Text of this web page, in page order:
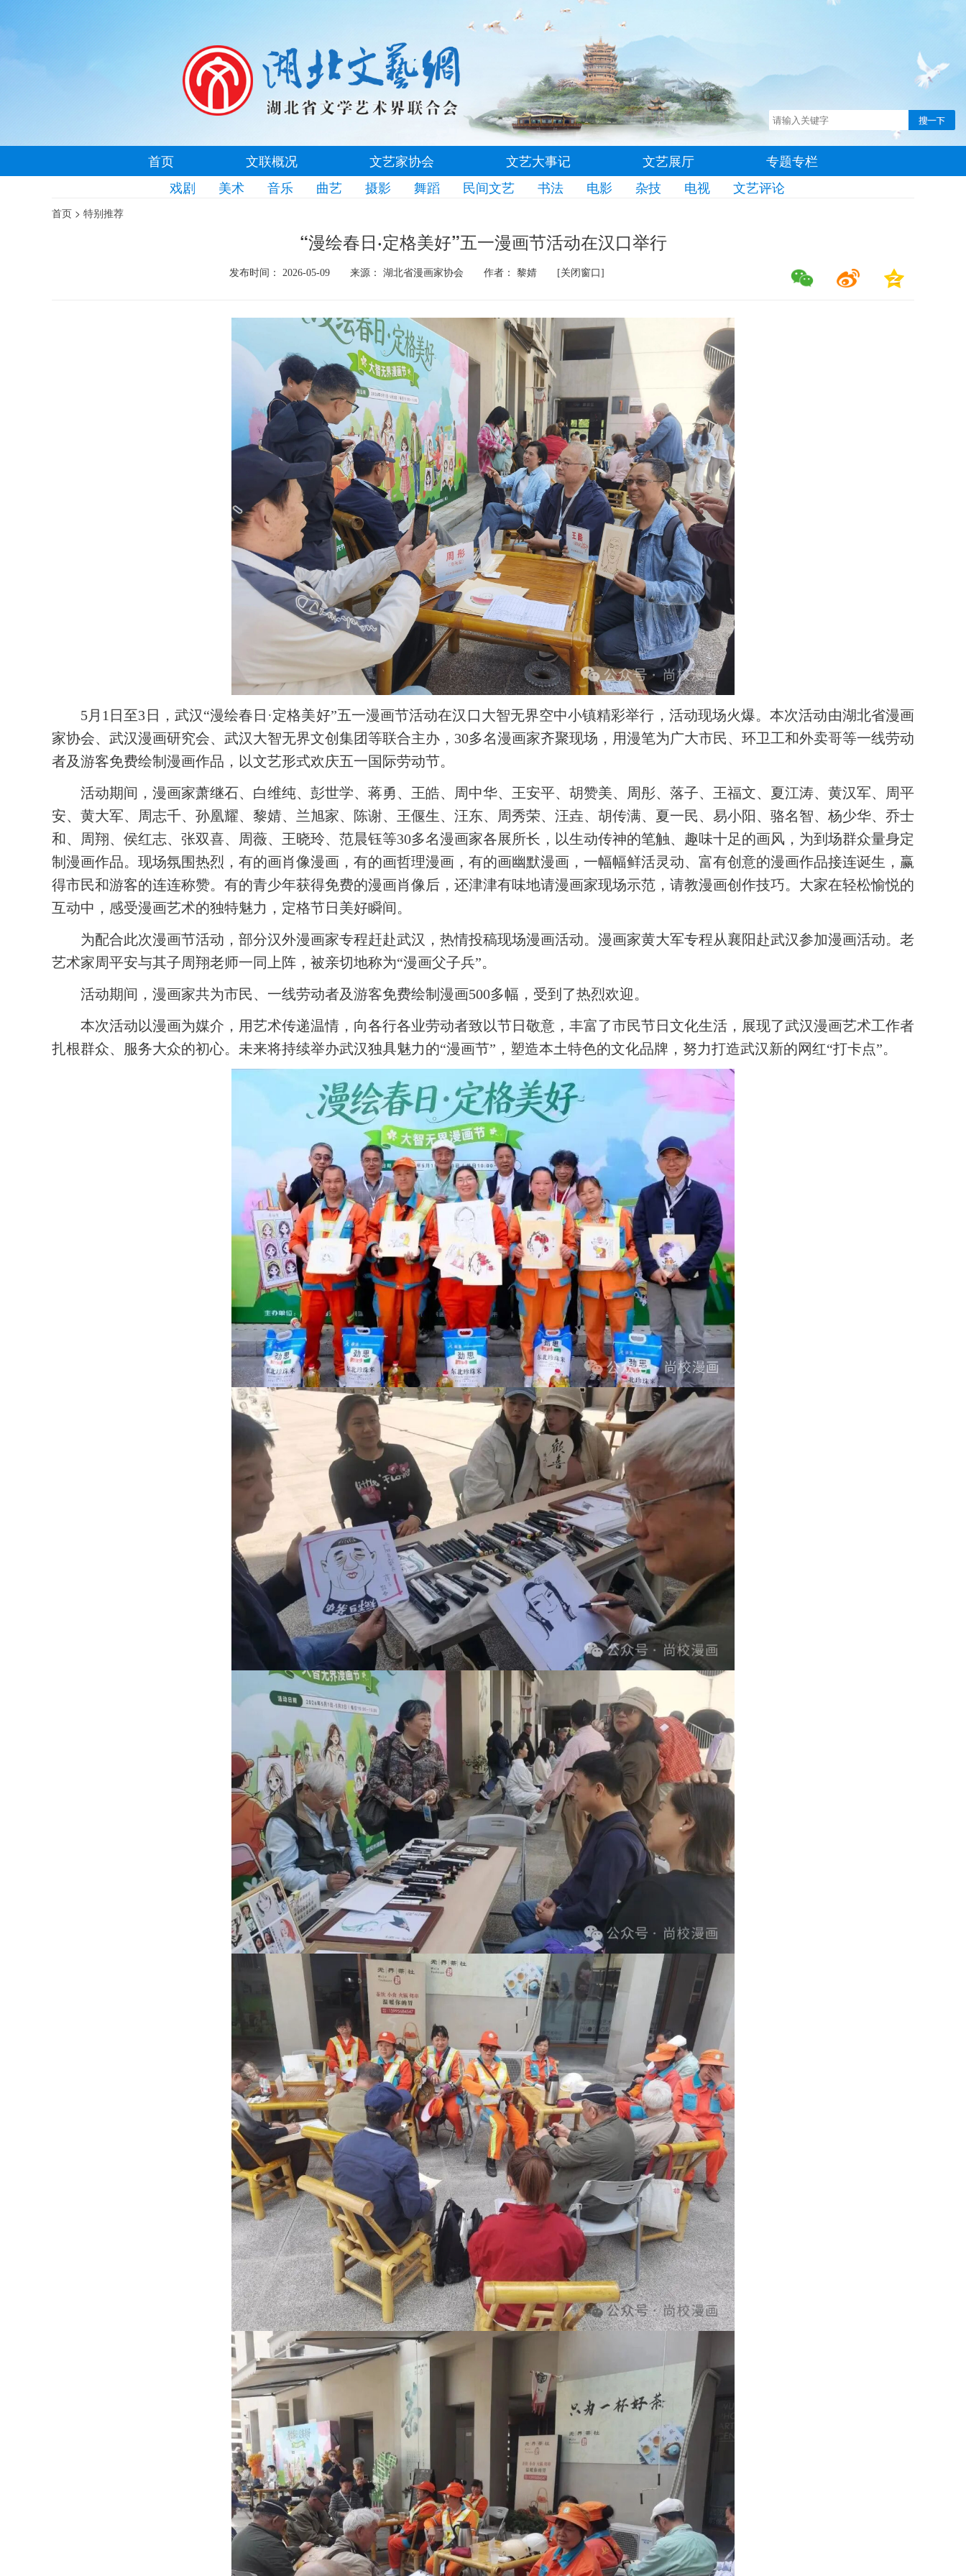
首页 文联概况 文艺家协会 文艺大事记 文艺展厅
专题专栏
戏剧
美术 音乐 曲艺 摄影 舞蹈 民间文艺 书法 电影 杂技 电视 文艺评论
首页 > 特别推荐
“漫绘春日·定格美好”五一漫画节活动在汉口举行
发布时间： 2026-05-09 来源： 湖北省漫画家协会 作者： 黎婧 [关闭窗口]
5月1日至3日，武汉“漫绘春日·定格美好”五一漫画节活动在汉口大智无界空中小镇精彩举行，活动现场火爆。本次活动由湖北省漫画
家协会、武汉漫画研究会、武汉大智无界文创集团等联合主办，30多名漫画家齐聚现场，用漫笔为广大市民、环卫工和外卖哥等一线劳动
者及游客免费绘制漫画作品，以文艺形式欢庆五一国际劳动节。
活动期间，漫画家萧继石、白维纯、彭世学、蒋勇、王皓、周中华、王安平、胡赞美、周彤、落子、王福文、夏江涛、黄汉军、周平
安、黄大军、周志千、孙凰耀、黎婧、兰旭家、陈谢、王偃生、汪东、周秀荣、汪垚、胡传满、夏一民、易小阳、骆名智、杨少华、乔士
和、周翔、侯红志、张双喜、周薇、王晓玲、范晨钰等30多名漫画家各展所长，以生动传神的笔触、趣味十足的画风，为到场群众量身定
制漫画作品。现场氛围热烈，有的画肖像漫画，有的画哲理漫画，有的画幽默漫画，一幅幅鲜活灵动、富有创意的漫画作品接连诞生，赢
得市民和游客的连连称赞。有的青少年获得免费的漫画肖像后，还津津有味地请漫画家现场示范，请教漫画创作技巧。大家在轻松愉悦的
互动中，感受漫画艺术的独特魅力，定格节日美好瞬间。
为配合此次漫画节活动，部分汉外漫画家专程赶赴武汉，热情投稿现场漫画活动。漫画家黄大军专程从襄阳赴武汉参加漫画活动。老
艺术家周平安与其子周翔老师一同上阵，被亲切地称为“漫画父子兵”。
活动期间，漫画家共为市民、一线劳动者及游客免费绘制漫画500多幅，受到了热烈欢迎。
本次活动以漫画为媒介，用艺术传递温情，向各行各业劳动者致以节日敬意，丰富了市民节日文化生活，展现了武汉漫画艺术工作者
扎根群众、服务大众的初心。未来将持续举办武汉独具魅力的“漫画节”，塑造本土特色的文化品牌，努力打造武汉新的网红“打卡点”。